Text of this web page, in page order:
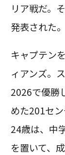
リア戦だ。
発表された。
キャプテン
ィアンズ。
2026で優勝
めた201セ
24歳は、中
を置いて、